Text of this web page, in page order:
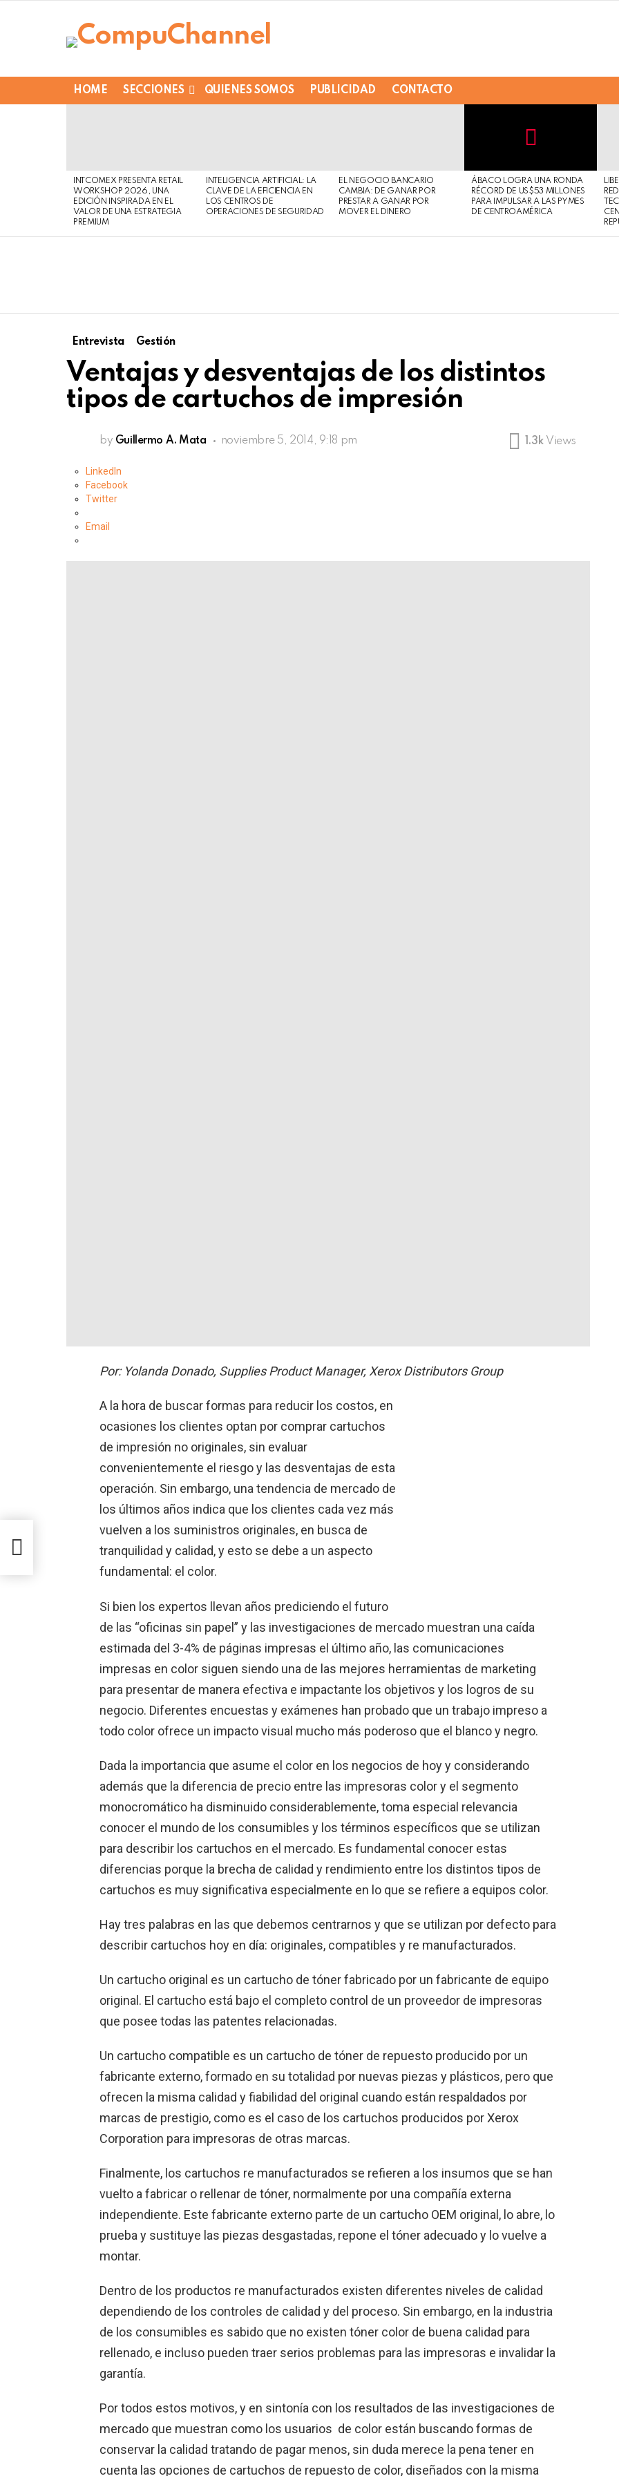
HOME SECCIONES QUIENES SOMOS PUBLICIDAD CONTACTO
INTCOMEX PRESENTA RETAIL
WORKSHOP 2026, UNA
EDICIÓN INSPIRADA EN EL
VALOR DE UNA ESTRATEGIA
PREMIUM
INTELIGENCIA ARTIFICIAL: LA
CLAVE DE LA EFICIENCIA EN
LOS CENTROS DE
OPERACIONES DE SEGURIDAD
EL NEGOCIO BANCARIO
CAMBIA: DE GANAR POR
PRESTAR A GANAR POR
MOVER EL DINERO
Safe
For
Work
view
this
post
ÁBACO LOGRA UNA RONDA
RÉCORD DE US$53 MILLONES
PARA IMPULSAR A LAS PYMES
DE CENTROAMÉRICA
Entrevista Gestión
Ventajas y desventajas de los distintos
tipos de cartuchos de impresión
by Guillermo A. Mata noviembre 5, 2014, 9:18 pm 1.3k Views
LinkedIn
Facebook
Twitter
Email
Por: Yolanda Donado, Supplies Product Manager, Xerox Distributors Group
A la hora de buscar formas para reducir los costos, en
ocasiones los clientes optan por comprar cartuchos
de impresión no originales, sin evaluar
convenientemente el riesgo y las desventajas de esta
operación. Sin embargo, una tendencia de mercado de
los últimos años indica que los clientes cada vez más
vuelven a los suministros originales, en busca de
tranquilidad y calidad, y esto se debe a un aspecto
fundamental: el color.
Si bien los expertos llevan años prediciendo el futuro
de las “oficinas sin papel” y las investigaciones de mercado muestran una caída
estimada del 3-4% de páginas impresas el último año, las comunicaciones
impresas en color siguen siendo una de las mejores herramientas de marketing
para presentar de manera efectiva e impactante los objetivos y los logros de su
negocio. Diferentes encuestas y exámenes han probado que un trabajo impreso a
todo color ofrece un impacto visual mucho más poderoso que el blanco y negro.
Dada la importancia que asume el color en los negocios de hoy y considerando
además que la diferencia de precio entre las impresoras color y el segmento
monocromático ha disminuido considerablemente, toma especial relevancia
conocer el mundo de los consumibles y los términos específicos que se utilizan
para describir los cartuchos en el mercado. Es fundamental conocer estas
diferencias porque la brecha de calidad y rendimiento entre los distintos tipos de
cartuchos es muy significativa especialmente en lo que se refiere a equipos color.
Hay tres palabras en las que debemos centrarnos y que se utilizan por defecto para
describir cartuchos hoy en día: originales, compatibles y re manufacturados.
Un cartucho original es un cartucho de tóner fabricado por un fabricante de equipo
original. El cartucho está bajo el completo control de un proveedor de impresoras
que posee todas las patentes relacionadas.
Un cartucho compatible es un cartucho de tóner de repuesto producido por un
fabricante externo, formado en su totalidad por nuevas piezas y plásticos, pero que
ofrecen la misma calidad y fiabilidad del original cuando están respaldados por
marcas de prestigio, como es el caso de los cartuchos producidos por Xerox
Corporation para impresoras de otras marcas.
Finalmente, los cartuchos re manufacturados se refieren a los insumos que se han
vuelto a fabricar o rellenar de tóner, normalmente por una compañía externa
independiente. Este fabricante externo parte de un cartucho OEM original, lo abre, lo
prueba y sustituye las piezas desgastadas, repone el tóner adecuado y lo vuelve a
montar.
Dentro de los productos re manufacturados existen diferentes niveles de calidad
dependiendo de los controles de calidad y del proceso. Sin embargo, en la industria
de los consumibles es sabido que no existen tóner color de buena calidad para
rellenado, e incluso pueden traer serios problemas para las impresoras e invalidar la
garantía.
Por todos estos motivos, y en sintonía con los resultados de las investigaciones de
mercado que muestran como los usuarios de color están buscando formas de
conservar la calidad tratando de pagar menos, sin duda merece la pena tener en
cuenta las opciones de cartuchos de repuesto de color, diseñados con la misma